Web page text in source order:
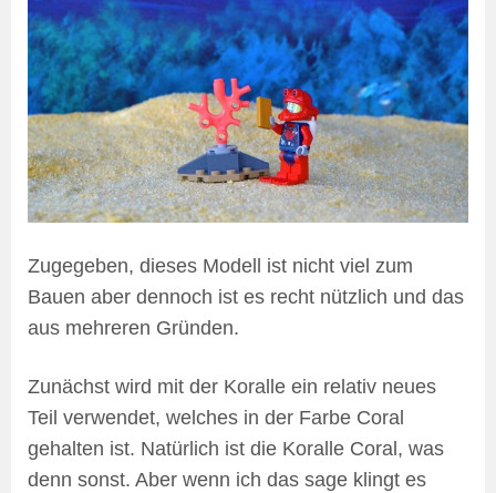
Zugegeben, dieses Modell ist nicht viel zum
Bauen aber dennoch ist es recht nützlich und das
aus mehreren Gründen.
Zunächst wird mit der Koralle ein relativ neues
Teil verwendet, welches in der Farbe Coral
gehalten ist. Natürlich ist die Koralle Coral, was
denn sonst. Aber wenn ich das sage klingt es